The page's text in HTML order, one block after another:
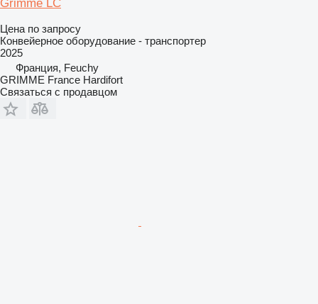
Grimme LC
Цена по запросу
Конвейерное оборудование - транспортер
2025
Франция, Feuchy
GRIMME France Hardifort
Связаться с продавцом